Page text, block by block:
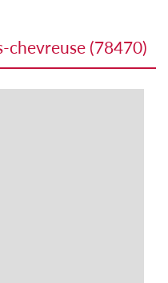
chevreuse (78470)